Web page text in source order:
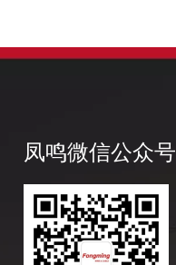
凤鸣微信公众号